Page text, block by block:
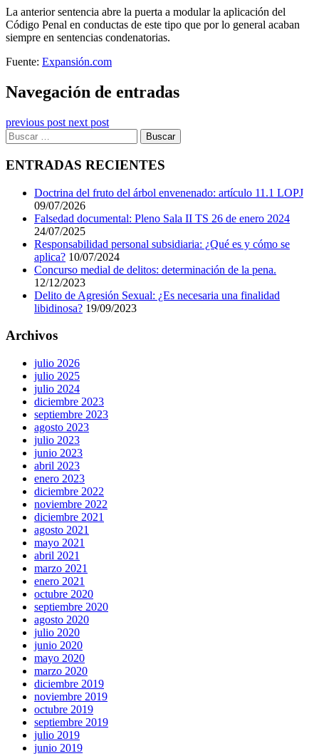
La anterior sentencia abre la puerta a modular la aplicación del
Código Penal en conductas de este tipo que por lo general acaban
siempre en sentencias condenatorias.
Fuente: Expansión.com
Navegación de entradas
previous post next post
ENTRADAS RECIENTES
Doctrina del fruto del árbol envenenado: artículo 11.1 LOPJ
09/07/2026
Falsedad documental: Pleno Sala II TS 26 de enero 2024
24/07/2025
Responsabilidad personal subsidiaria: ¿Qué es y cómo se
aplica? 10/07/2024
Concurso medial de delitos: determinación de la pena.
12/12/2023
Delito de Agresión Sexual: ¿Es necesaria una finalidad
libidinosa? 19/09/2023
Archivos
julio 2026
julio 2025
julio 2024
diciembre 2023
septiembre 2023
agosto 2023
julio 2023
junio 2023
abril 2023
enero 2023
diciembre 2022
noviembre 2022
diciembre 2021
agosto 2021
mayo 2021
abril 2021
marzo 2021
enero 2021
octubre 2020
septiembre 2020
agosto 2020
julio 2020
junio 2020
mayo 2020
marzo 2020
diciembre 2019
noviembre 2019
octubre 2019
septiembre 2019
julio 2019
junio 2019